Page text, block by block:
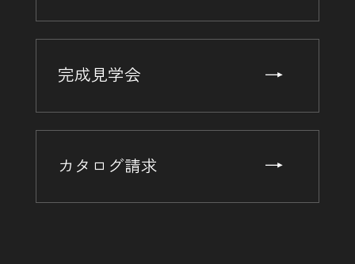
完成見学会
カタログ請求